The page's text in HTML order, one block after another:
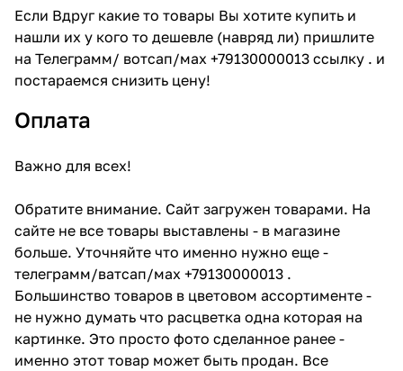
Если Вдруг какие то товары Вы хотите купить и
нашли их у кого то дешевле (навряд ли) пришлите
на Телеграмм/ вотсап/мах +79130000013 ссылку . и
постараемся снизить цену!
Оплата
Важно для всех!
Обратите внимание. Сайт загружен товарами. На
сайте не все товары выставлены - в магазине
больше. Уточняйте что именно нужно еще -
телеграмм/ватсап/мах +79130000013 .
Большинство товаров в цветовом ассортименте -
не нужно думать что расцветка одна которая на
картинке. Это просто фото сделанное ранее -
именно этот товар может быть продан. Все